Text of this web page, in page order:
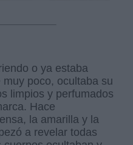
o ya estaba
poco, ocultaba su
limpios y perfumados
Hace
la amarilla y la
a revelar todas